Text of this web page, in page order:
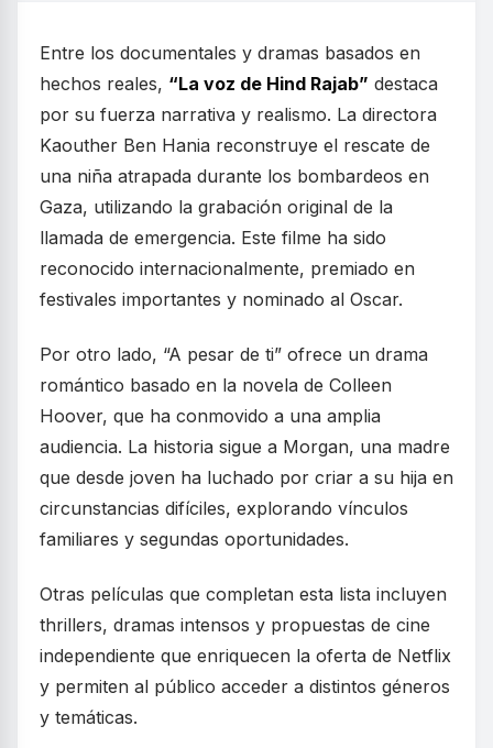
Entre los documentales y dramas basados en
hechos reales, “La voz de Hind Rajab” destaca
por su fuerza narrativa y realismo. La directora
Kaouther Ben Hania reconstruye el rescate de
una niña atrapada durante los bombardeos en
Gaza, utilizando la grabación original de la
llamada de emergencia. Este filme ha sido
reconocido internacionalmente, premiado en
festivales importantes y nominado al Oscar.
Por otro lado, “A pesar de ti” ofrece un drama
romántico basado en la novela de Colleen
Hoover, que ha conmovido a una amplia
audiencia. La historia sigue a Morgan, una madre
que desde joven ha luchado por criar a su hija en
circunstancias difíciles, explorando vínculos
familiares y segundas oportunidades.
Otras películas que completan esta lista incluyen
thrillers, dramas intensos y propuestas de cine
independiente que enriquecen la oferta de Netflix
y permiten al público acceder a distintos géneros
y temáticas.